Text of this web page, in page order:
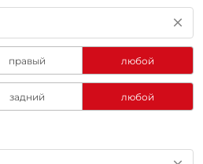
правый любой
задний любой